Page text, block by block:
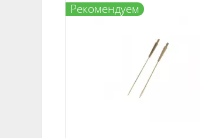
Рекомендуем